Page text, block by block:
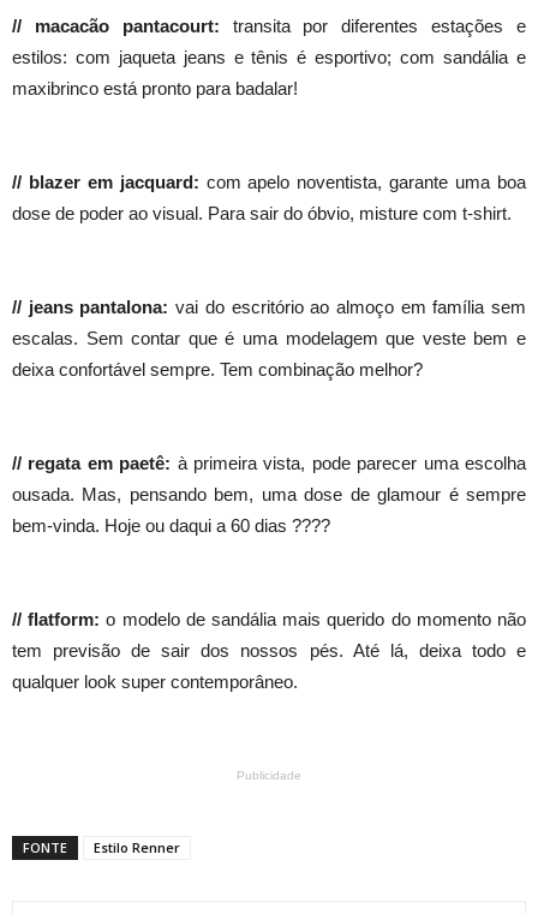
// macacão pantacourt: transita por diferentes estações e
estilos: com jaqueta jeans e tênis é esportivo; com sandália e
maxibrinco está pronto para badalar!
// blazer em jacquard: com apelo noventista, garante uma boa
dose de poder ao visual. Para sair do óbvio, misture com t-shirt.
// jeans pantalona: vai do escritório ao almoço em família sem
escalas. Sem contar que é uma modelagem que veste bem e
deixa confortável sempre. Tem combinação melhor?
// regata em paetê: à primeira vista, pode parecer uma escolha
ousada. Mas, pensando bem, uma dose de glamour é sempre
bem-vinda. Hoje ou daqui a 60 dias ????
// flatform: o modelo de sandália mais querido do momento não
tem previsão de sair dos nossos pés. Até lá, deixa todo e
qualquer look super contemporâneo.
Publicidade
FONTE Estilo Renner